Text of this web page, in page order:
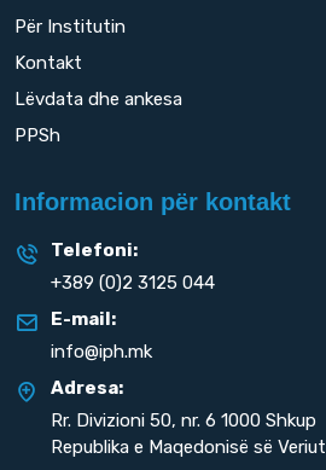
Për Institutin
Kontakt
Lëvdata dhe ankesa
PPSh
Informacion për kontakt
Telefoni:
+389 (0)2 3125 044
E-mail:
info@iph.mk
Adresa:
Rr. Divizioni 50, nr. 6 1000 Shkup
Republika e Maqedonisë së Veriut